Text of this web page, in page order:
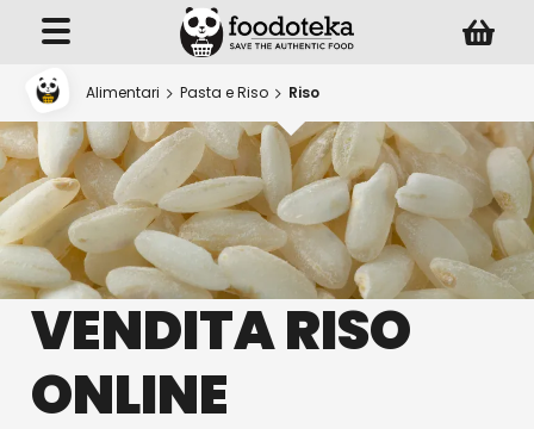
Alimentari Pasta e Riso Riso
VENDITA RISO
ONLINE